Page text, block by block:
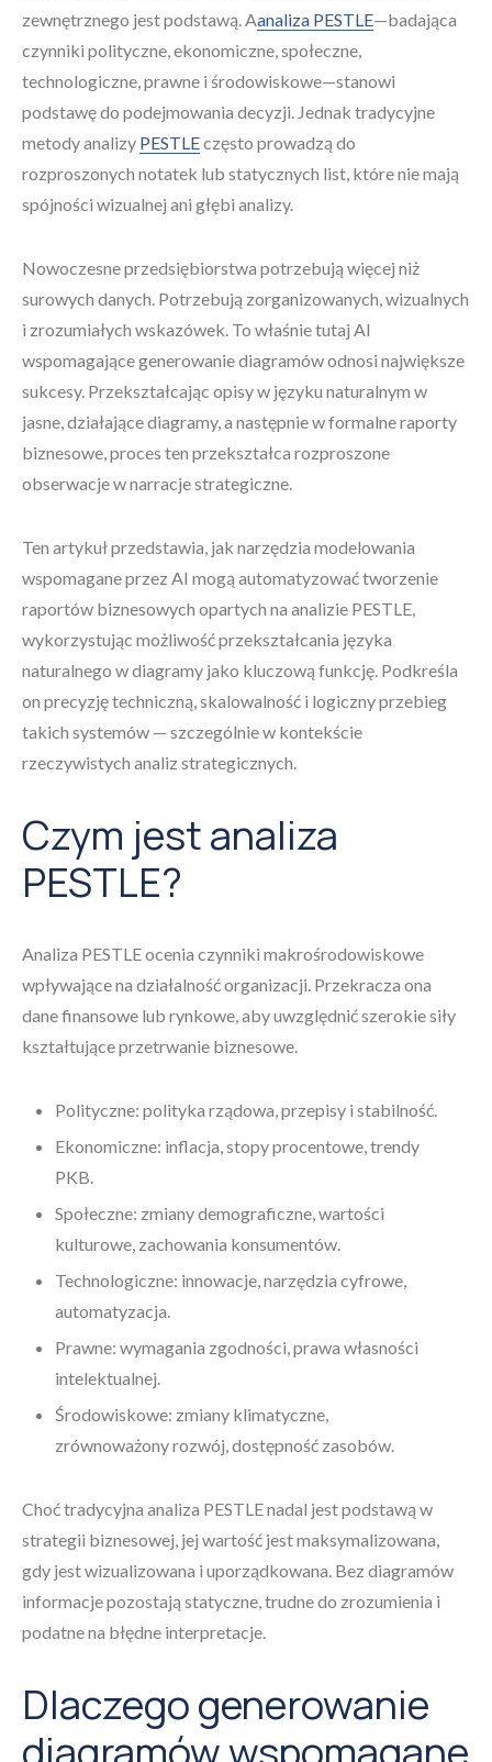
zewnętrznego jest podstawą. Aanaliza PESTLE—badająca
czynniki polityczne, ekonomiczne, społeczne,
technologiczne, prawne i środowiskowe—stanowi
podstawę do podejmowania decyzji. Jednak tradycyjne
metody analizy PESTLEczęsto prowadzą do
rozproszonych notatek lub statycznych list, które nie mają
spójności wizualnej ani głębi analizy.
Nowoczesne przedsiębiorstwa potrzebują więcej niż
surowych danych. Potrzebują zorganizowanych, wizualnych
i zrozumiałych wskazówek. To właśnie tutaj AI
wspomagające generowanie diagramów odnosi największe
sukcesy. Przekształcając opisy w języku naturalnym w
jasne, działające diagramy, a następnie w formalne raporty
biznesowe, proces ten przekształca rozproszone
obserwacje w narracje strategiczne.
Ten artykuł przedstawia, jak narzędzia modelowania
wspomagane przez AI mogą automatyzować tworzenie
raportów biznesowych opartych na analizie PESTLE,
wykorzystując możliwość przekształcania języka
naturalnego w diagramy jako kluczową funkcję. Podkreśla
on precyzję techniczną, skalowalność i logiczny przebieg
takich systemów — szczególnie w kontekście
rzeczywistych analiz strategicznych.
Czym jest analiza
PESTLE?
Analiza PESTLE ocenia czynniki makrośrodowiskowe
wpływające na działalność organizacji. Przekracza ona
dane finansowe lub rynkowe, aby uwzględnić szerokie siły
kształtujące przetrwanie biznesowe.
Polityczne: polityka rządowa, przepisy i stabilność.
Ekonomiczne: inflacja, stopy procentowe, trendy
PKB.
Społeczne: zmiany demograficzne, wartości
kulturowe, zachowania konsumentów.
Technologiczne: innowacje, narzędzia cyfrowe,
automatyzacja.
Prawne: wymagania zgodności, prawa własności
intelektualnej.
Środowiskowe: zmiany klimatyczne,
zrównoważony rozwój, dostępność zasobów.
Choć tradycyjna analiza PESTLE nadal jest podstawą w
strategii biznesowej, jej wartość jest maksymalizowana,
gdy jest wizualizowana i uporządkowana. Bez diagramów
informacje pozostają statyczne, trudne do zrozumienia i
podatne na błędne interpretacje.
Dlaczego generowanie